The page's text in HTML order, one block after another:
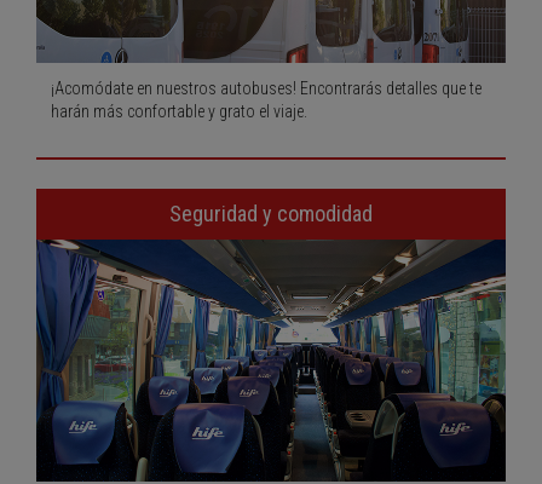
¡Acomódate en nuestros autobuses! Encontrarás detalles que te
harán más confortable y grato el viaje.
Seguridad y comodidad